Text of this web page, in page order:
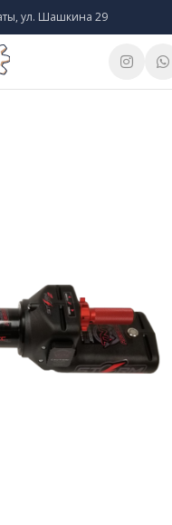
ул. Шашкина 29